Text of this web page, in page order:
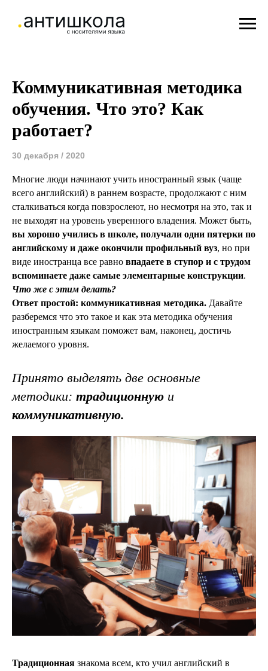
Коммуникативная методика
обучения. Что это? Как
работает?
30 декабря / 2020
Многие люди начинают учить иностранный язык (чаще
всего английский) в раннем возрасте, продолжают с ним
сталкиваться когда повзрослеют, но несмотря на это, так и
не выходят на уровень уверенного владения. Может быть,
вы хорошо учились в школе, получали одни пятерки по
английскому и даже окончили профильный вуз, но при
виде иностранца все равно впадаете в ступор и с трудом
вспоминаете даже самые элементарные конструкции.
Что же с этим делать?
Ответ простой: коммуникативная методика. Давайте
разберемся что это такое и как эта методика обучения
иностранным языкам поможет вам, наконец, достичь
желаемого уровня.
Принято выделять две основные
методики: традиционную и
коммуникативную.
Традиционная знакома всем, кто учил английский в